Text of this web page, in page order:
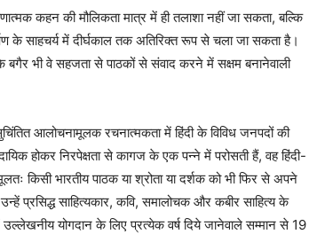
कहन की मौलिकता मात्र में ही तलाशा नहीं जा सकता, बल्कि
साहचर्य में दीर्घकाल तक अतिरिक्त रूप से चला जा सकता है।
भी वे सहजता से पाठकों से संवाद करने में सक्षम बनानेवाली
आलोचनामूलक रचनात्मकता में हिंदी के विविध जनपदों की
होकर निरपेक्षता से कागज के एक पन्ने में परोसती हैं, वह हिंदी-
किसी भारतीय पाठक या श्रोता या दर्शक को भी फिर से अपने
प्रसिद्ध साहित्यकार, कवि, समालोचक और कबीर साहित्य के
उल्लेखनीय योगदान के लिए प्रत्येक वर्ष दिये जानेवाले सम्मान से 19